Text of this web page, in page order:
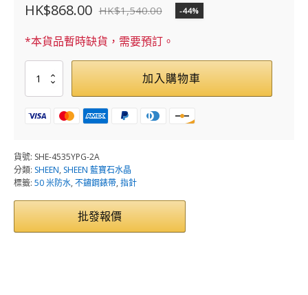
HK$1,540.00
原
始
價
格：
HK$1,540.00。
HK$868.00
目
前
價
格：
HK$868.00。
-44%
*本貨品暫時缺貨，需要預訂。
4535YPG-
2A
數
加入購物車
貨號: SHE-4535YPG-2A
分類: SHEEN, SHEEN 藍寶石水晶
標籤: 50 米防水, 不鏽鋼錶帶, 指針
批發報價